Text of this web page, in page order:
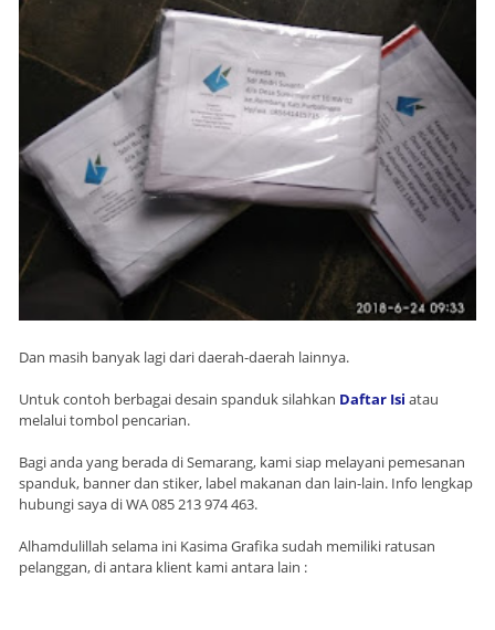
Dan masih banyak lagi dari daerah-daerah lainnya.
Untuk contoh berbagai desain spanduk silahkan Daftar Isi atau
melalui tombol pencarian.
Bagi anda yang berada di Semarang, kami siap melayani pemesanan
spanduk, banner dan stiker, label makanan dan lain-lain. Info lengkap
hubungi saya di WA 085 213 974 463.
Alhamdulillah selama ini Kasima Grafika sudah memiliki ratusan
pelanggan, di antara klient kami antara lain :